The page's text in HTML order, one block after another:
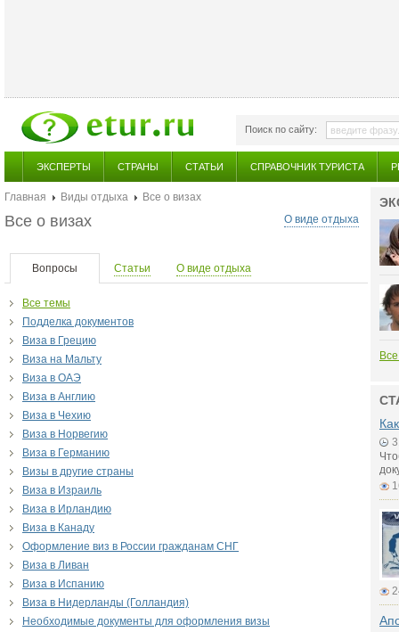
Поиск по сайту:
ЭКСПЕРТЫ СТРАНЫ СТАТЬИ СПРАВОЧНИК ТУРИСТА
Главная Виды отдыха
Все о визах
О виде отдыха
Все о визах
Вопросы Статьи О виде отдыха
Все темы
Подделка документов
Виза в Грецию
Виза на Мальту
Виза в ОАЭ
Виза в Англию
Виза в Чехию
Виза в Норвегию
Виза в Германию
Визы в другие страны
Виза в Израиль
Виза в Ирландию
Виза в Канаду
Оформление виз в России гражданам СНГ
Виза в Ливан
Виза в Испанию
Виза в Нидерланды (Голландия)
Необходимые документы для оформления визы